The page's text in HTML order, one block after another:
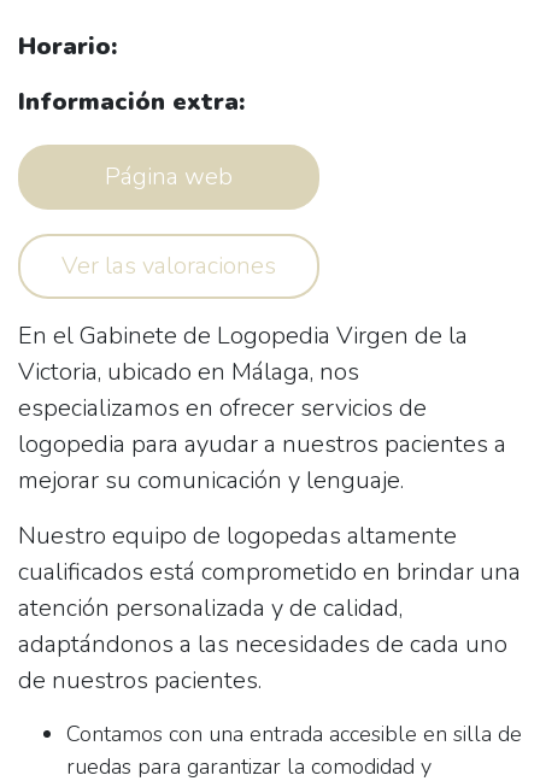
Horario:
Información extra:
Página web
Ver las valoraciones
En elGabinete de Logopedia Virgen de la
Victoria, ubicado en Málaga, nos
especializamos en ofrecer servicios de
logopedia para ayudar a nuestros pacientes a
mejorar su comunicación y lenguaje.
Nuestro equipo de logopedas altamente
cualificados está comprometido en brindar una
atención personalizada y de calidad,
adaptándonos a las necesidades de cada uno
de nuestros pacientes.
Contamos con una entrada accesible en silla de
ruedas para garantizar la comodidad y